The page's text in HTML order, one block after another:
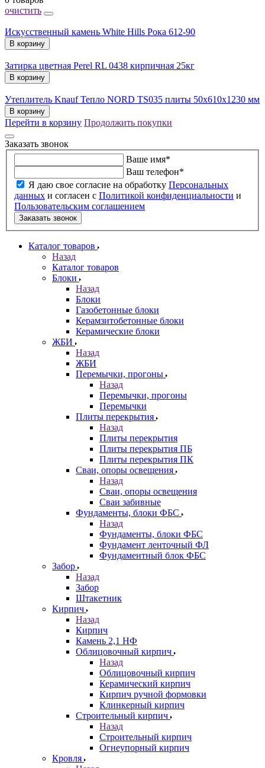
очистить
Искусственный камень White Hills Рока 612-90
В корзину
Затирка цветная Perel RL 0438 кирпичная 25кг
В корзину
Утеплитель Knauf Тепло NORD TS035 плиты 50х610х1230 мм
В корзину
Перейти в корзину Продолжить покупки
Заказать звонок
Ваше имя*
Ваш телефон*
Я даю свое согласие на обработку Персональных
данных и согласен с Политикой конфиденциальности и
Пользовательским соглашением
Заказать звонок
Каталог товаров
Назад
Каталог товаров
Блоки
Назад
Блоки
Газобетонные блоки
Керамзитобетонные блоки
Керамические блоки
ЖБИ
Назад
ЖБИ
Перемычки, прогоны
Назад
Перемычки, прогоны
Перемычки
Плиты перекрытия
Назад
Плиты перекрытия
Плиты перекрытия ПБ
Плиты перекрытия ПК
Сваи, опоры освещения
Назад
Сваи, опоры освещения
Сваи забивные
Фундаменты, блоки ФБС
Назад
Фундаменты, блоки ФБС
Фундамент ленточный ФЛ
Фундаментный блок ФБС
Забор
Назад
Забор
Штакетник
Кирпич
Назад
Кирпич
Камень 2,1 НФ
Облицовочный кирпич
Назад
Облицовочный кирпич
Керамический кирпич
Кирпич ручной формовки
Клинкерный кирпич
Строительный кирпич
Назад
Строительный кирпич
Огнеупорный кирпич
Кровля